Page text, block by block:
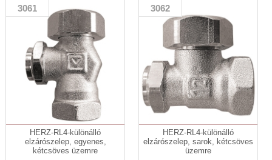
3061
HERZ-RL4-különálló
elzárószelep, egyenes,
kétcsöves üzemre
3062
HERZ-RL4-különálló
elzárószelep, sarok, kétcsöves
üzemre